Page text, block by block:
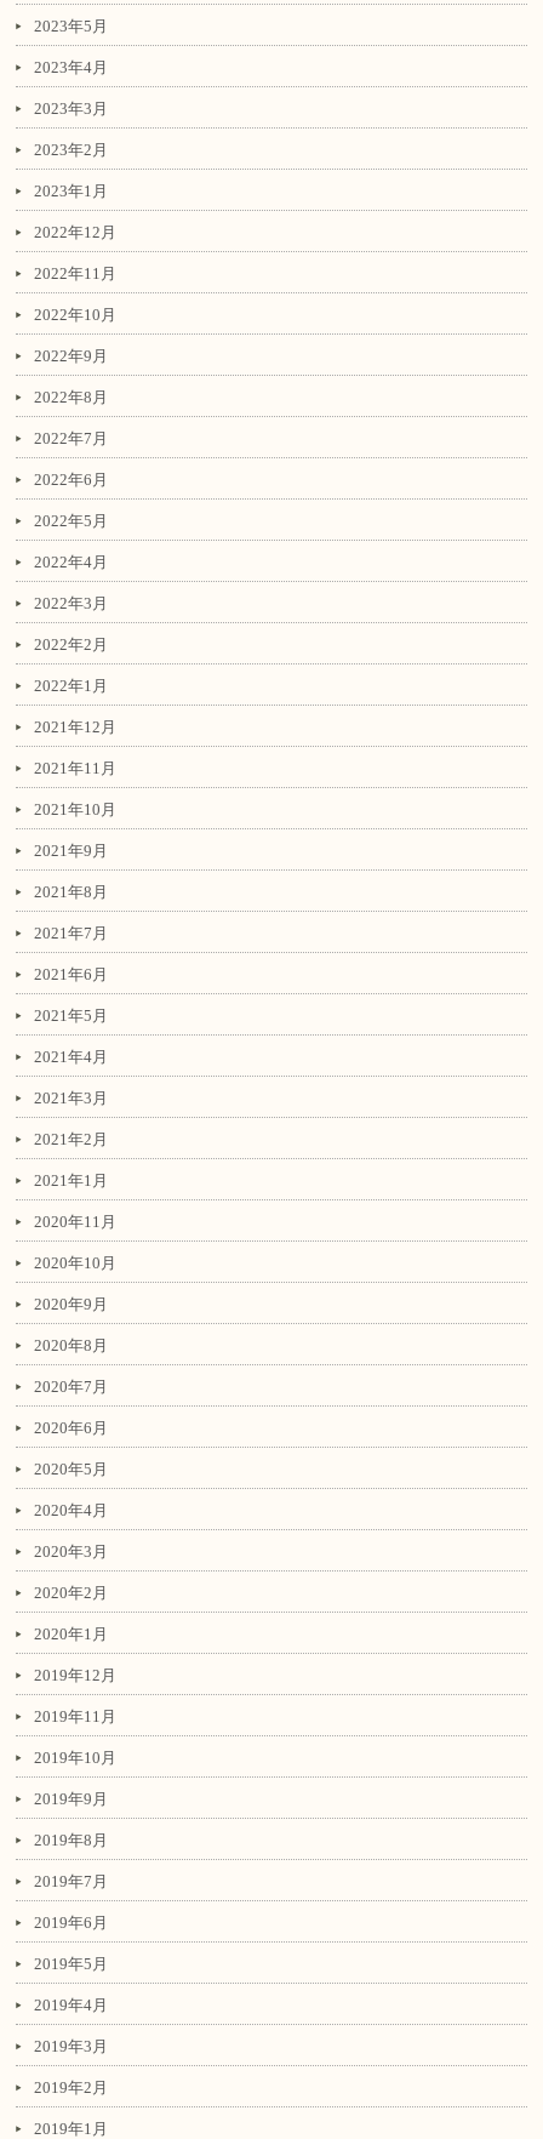
2023年5月
2023年4月
2023年3月
2023年2月
2023年1月
2022年12月
2022年11月
2022年10月
2022年9月
2022年8月
2022年7月
2022年6月
2022年5月
2022年4月
2022年3月
2022年2月
2022年1月
2021年12月
2021年11月
2021年10月
2021年9月
2021年8月
2021年7月
2021年6月
2021年5月
2021年4月
2021年3月
2021年2月
2021年1月
2020年11月
2020年10月
2020年9月
2020年8月
2020年7月
2020年6月
2020年5月
2020年4月
2020年3月
2020年2月
2020年1月
2019年12月
2019年11月
2019年10月
2019年9月
2019年8月
2019年7月
2019年6月
2019年5月
2019年4月
2019年3月
2019年2月
2019年1月